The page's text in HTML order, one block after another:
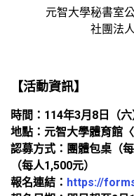
元智大學秘書
社團法
【活動資訊】
時間：114年3月8日（
地點：元智大學體育館
認募方式：團體包桌（
（每人1,500元）
報名連結： https://